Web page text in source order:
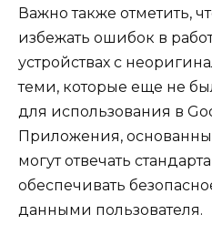
Важно также отметить,
избежать ошибок в
устройствах с
теми, которые еще не
для использования в
Приложения,
могут отвечать
обеспечивать
данными пользователя.